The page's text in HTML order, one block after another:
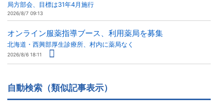
局方部会、目標は31年4月施行
2026/8/7 09:13
オンライン服薬指導ブース、利用薬局を募集
北海道・西興部厚生診療所、村内に薬局なく
2026/8/6 18:11
自動検索（類似記事表示）